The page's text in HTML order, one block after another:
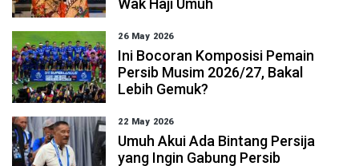
Wak Haji Umuh
26 May 2026
Ini Bocoran Komposisi Pemain
Persib Musim 2026/27, Bakal
Lebih Gemuk?
22 May 2026
Umuh Akui Ada Bintang Persija
yang Ingin Gabung Persib